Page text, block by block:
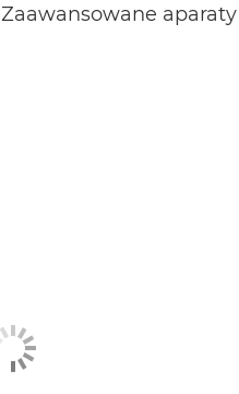
Zaawansowane